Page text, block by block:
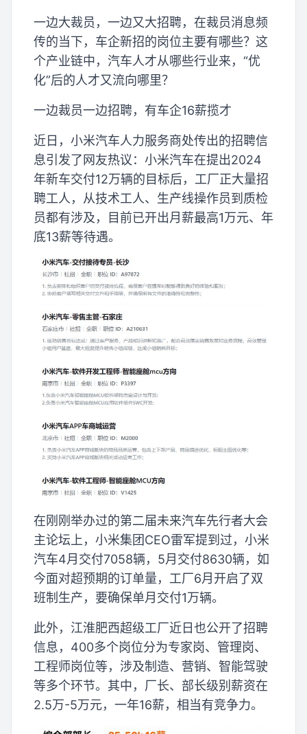
一边大裁员，一边又大招聘，在裁员消息频
传的当下，车企新招的岗位主要有哪些？这
个产业链中，汽车人才从哪些行业来，“优
化”后的人才又流向哪里？
一边裁员一边招聘，有车企16薪揽才
近日，小米汽车人力服务商处传出的招聘信
息引发了网友热议：小米汽车在提出2024
年新车交付12万辆的目标后，工厂正大量招
聘工人，从技术工人、生产线操作员到质检
员都有涉及，目前已开出月薪最高1万元、年
底13薪等待遇。
在刚刚举办过的第二届未来汽车先行者大会
主论坛上，小米集团CEO雷军提到过，小米
汽车4月交付7058辆，5月交付8630辆，如
今面对超预期的订单量，工厂6月开启了双
班制生产，要确保单月交付1万辆。
此外，江淮肥西超级工厂近日也公开了招聘
信息，400多个岗位分为专家岗、管理岗、
工程师岗位等，涉及制造、营销、智能驾驶
等多个环节。其中，厂长、部长级别薪资在
2.5万-5万元，一年16薪，相当有竞争力。